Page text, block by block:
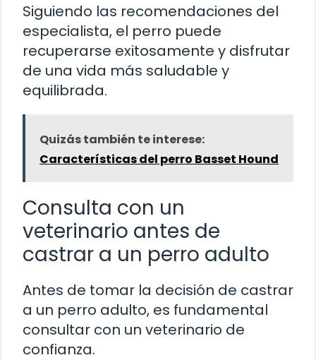
Siguiendo las recomendaciones del
especialista, el perro puede
recuperarse exitosamente y disfrutar
de una vida más saludable y
equilibrada.
Quizás también te interese:
Características del perro Basset Hound
Consulta con un
veterinario antes de
castrar a un perro adulto
Antes de tomar la decisión de castrar
a un perro adulto, es fundamental
consultar con un veterinario de
confianza.